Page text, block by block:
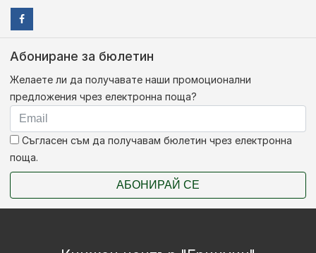
Абониране за бюлетин
Желаете ли да получавате наши промоционални
предложения чрез електронна поща?
Съгласен съм да получавам бюлетин чрез електронна
поща.
АБОНИРАЙ СЕ